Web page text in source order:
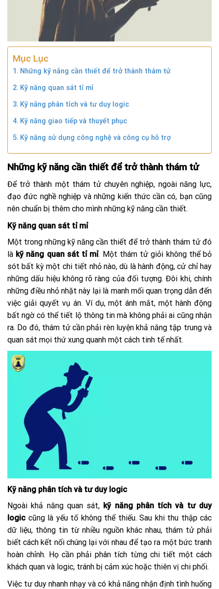
Mục Lục
Những kỹ năng cần thiết để trở thành thám tử
Kỹ năng quan sát tỉ mỉ
Kỹ năng phân tích và tư duy logic
Kỹ năng giao tiếp và thuyết phục
Kỹ năng sử dụng công nghệ và công cụ hỗ trợ
Những kỹ năng cần thiết để trở thành thám tử
Để trở thành một thám tử chuyên nghiệp, ngoài năng lực,
đạo đức nghề nghiệp và những kiến thức cần có, bạn cũng
nên chuẩn bị thêm cho mình những kỹ năng cần thiết.
Kỹ năng quan sát tỉ mỉ
Một trong những kỹ năng cần thiết để trở thành thám tử đó
là kỹ năng quan sát tỉ mỉ. Một thám tử giỏi không thể bỏ
sót bất kỳ một chi tiết nhỏ nào, dù là hành động, cử chỉ hay
những dấu hiệu không rõ ràng của đối tượng. Đôi khi, chính
những điều nhỏ nhặt này lại là manh mối quan trọng dẫn đến
việc giải quyết vụ án. Ví dụ, một ánh mắt, một hành động
bất ngờ có thể tiết lộ thông tin mà không phải ai cũng nhận
ra. Do đó, thám tử cần phải rèn luyện khả năng tập trung và
quan sát mọi thứ xung quanh một cách tinh tế nhất.
Kỹ năng phân tích và tư duy logic
Ngoài khả năng quan sát, kỹ năng phân tích và tư duy
logic cũng là yếu tố không thể thiếu. Sau khi thu thập các
dữ liệu, thông tin từ nhiều nguồn khác nhau, thám tử phải
biết cách kết nối chúng lại với nhau để tạo ra một bức tranh
hoàn chỉnh. Họ cần phải phân tích từng chi tiết một cách
khách quan và logic, tránh bị cảm xúc hoặc thiên vị chi phối.
Việc tư duy nhanh nhạy và có khả năng nhận định tình huống